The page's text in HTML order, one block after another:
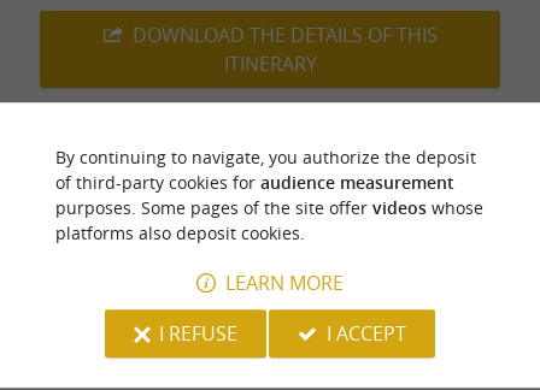
DOWNLOAD THE DETAILS OF THIS
ITINERARY
Last update :01/01/2026 à 10:32:21
Source : Sirtaqui| Office de tourisme communautaire du
Photo credit : @Sirtaqui Cf. Office de tourisme
communautaire du Pays de Nay
By continuing to navigate, you authorize the deposit
of third-party cookies for audience measurement
purposes. Some pages of the site offer videoswhose
platforms also deposit cookies.
LEARN MORE
I REFUSE
I ACCEPT